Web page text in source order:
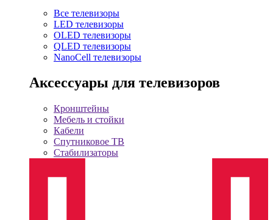
Все телевизоры
LED телевизоры
OLED телевизоры
QLED телевизоры
NanoCell телевизоры
Аксессуары для телевизоров
Кронштейны
Мебель и стойки
Кабели
Спутниковое ТВ
Стабилизаторы